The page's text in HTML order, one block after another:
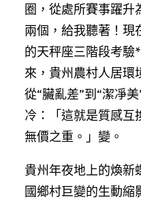
圈，從處所賽事躍升
兩個，給我聽著！現
的天秤座三階段考
來，貴州農村人居環
從“臟亂差”到“潔凈
冷：「這就是質感互
無價之重。」變。
貴州年夜地上的煥新
國鄉村巨變的生動縮